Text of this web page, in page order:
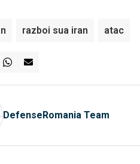
razboi sua iran atac
DefenseRomania Team